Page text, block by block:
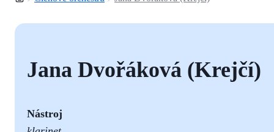
Jana Dvořáková (Krejčí)
Nástroj